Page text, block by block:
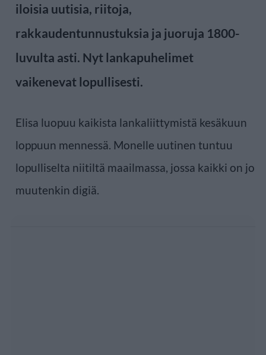
iloisia uutisia, riitoja,
rakkaudentunnustuksia ja juoruja 1800-
luvulta asti. Nyt lankapuhelimet
vaikenevat lopullisesti.
Elisa luopuu kaikista lankaliittymistä kesäkuun
loppuun mennessä. Monelle uutinen tuntuu
lopulliselta niitiltä maailmassa, jossa kaikki on jo
muutenkin digiä.